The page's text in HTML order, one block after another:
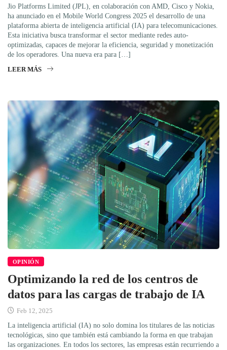
Jio Platforms Limited (JPL), en colaboración con AMD, Cisco y Nokia,
ha anunciado en el Mobile World Congress 2025 el desarrollo de una
plataforma abierta de inteligencia artificial (IA) para telecomunicaciones.
Esta iniciativa busca transformar el sector mediante redes auto-
optimizadas, capaces de mejorar la eficiencia, seguridad y monetización
de los operadores. Una nueva era para […]
LEER MÁS
OPINIÓN
Optimizando la red de los centros de
datos para las cargas de trabajo de IA
Feb 12, 2025
La inteligencia artificial (IA) no solo domina los titulares de las noticias
tecnológicas, sino que también está cambiando la forma en que trabajan
las organizaciones. En todos los sectores, las empresas están recurriendo a